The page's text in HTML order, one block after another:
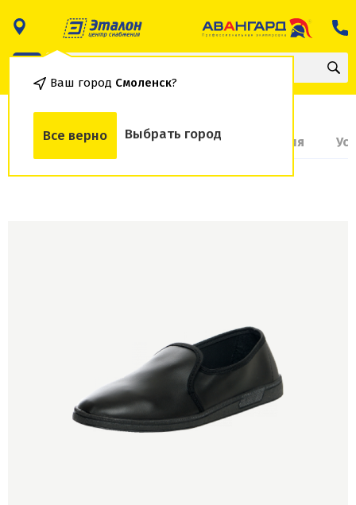
Ваш город Смоленск?
Все верно Выбрать город
О товаре Доставка и оплата Гарантия